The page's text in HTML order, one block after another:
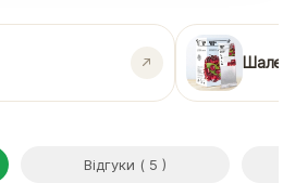
Відгуки ( 5 )